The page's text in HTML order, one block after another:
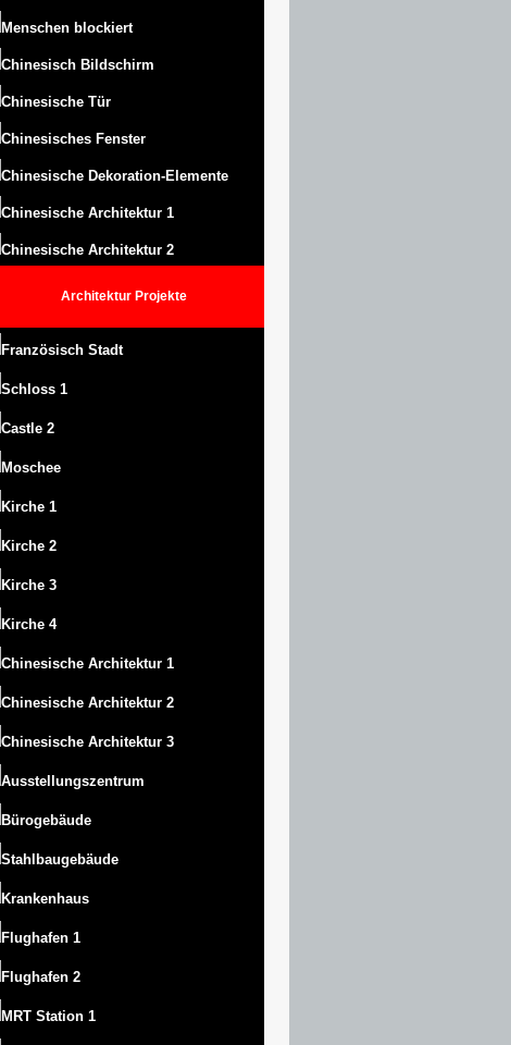
Menschen blockiert
Chinesisch Bildschirm
Chinesische Tür
Chinesisches Fenster
Chinesische Dekoration-Elemente
Chinesische Architektur 1
Chinesische Architektur 2
Architektur Projekte
Französisch Stadt
Schloss 1
Castle 2
Moschee
Kirche 1
Kirche 2
Kirche 3
Kirche 4
Chinesische Architektur 1
Chinesische Architektur 2
Chinesische Architektur 3
Ausstellungszentrum
Bürogebäude
Stahlbaugebäude
Krankenhaus
Flughafen 1
Flughafen 2
MRT Station 1